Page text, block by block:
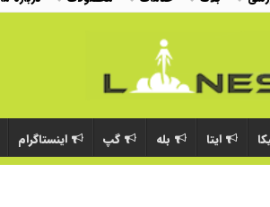
ایتا بله گپ اینستاگرام